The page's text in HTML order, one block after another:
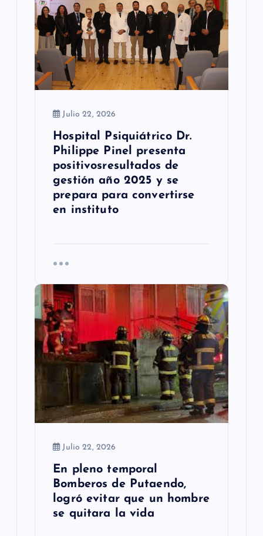
Julio 22, 2026
Hospital Psiquiátrico Dr.
Philippe Pinel presenta
positivosresultados de
gestión año 2025 y se
prepara para convertirse
en instituto
Julio 22, 2026
En pleno temporal
Bomberos de Putaendo,
logró evitar que un hombre
se quitara la vida